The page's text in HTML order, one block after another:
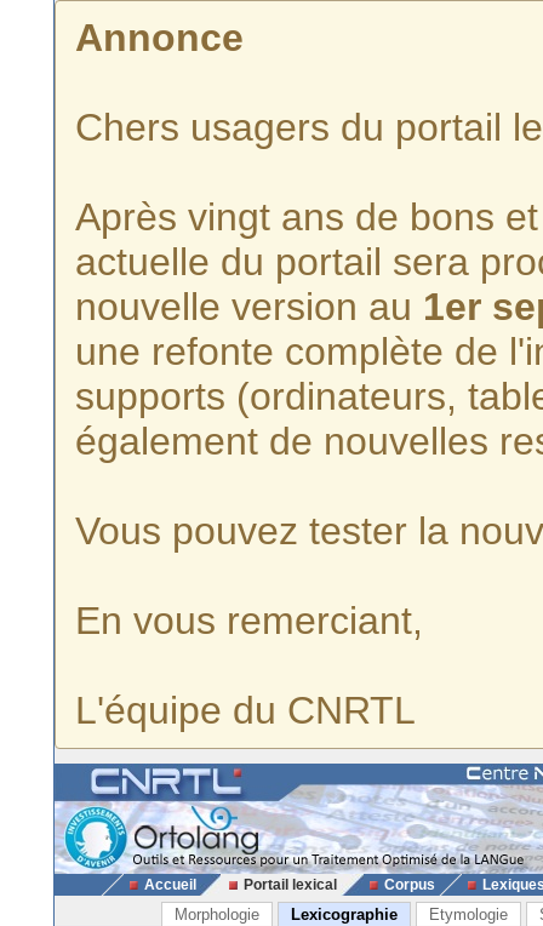
Annonce
Chers usagers du portail
Après vingt ans de bons
actuelle du portail sera
nouvelle version au 1er
une refonte complète de
supports (ordinateurs,
également de nouvelles
Vous pouvez tester la
En vous remerciant,
L'équipe du CNRTL
Accueil Portail lexical Corpus
Morphologie Lexicographie Etymologie